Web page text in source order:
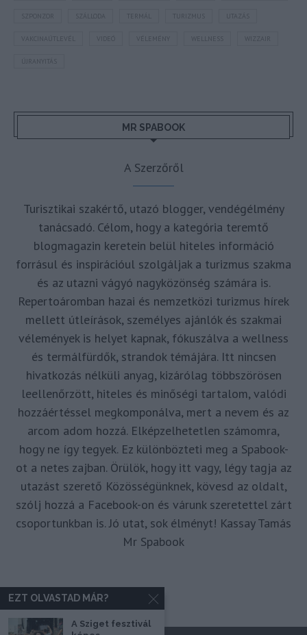
SZPONZOR SZÁLLODA TERMÁL TURIZMUS UTAZÁS
VAKCINAÚTLEVÉL WIZZAIR
ÚJRANYITÁS
MR SPABOOK
A Szerzőről
Turisztikai szakértő, utazó blogger, vendégélmény
tanácsadó. Célom, hogy a kategória teremtő
blogmagazin keretein belül hiteles információ
forrásul és inspirációul szolgáljak a turizmus szakma
és az utazni vágyó nagyközönség számára is.
Repertoáromban hazai és nemzetközi turizmus hírek
mellett útleírások, személyes ajánlók és szakmai
vélemények is helyet kapnak, fókuszálva a wellness
és termálfürdők, strandok témájára. Itt nincsen
hivatkozás nélküli anyag, kizárólag többszörösen
leellenőrzött, hiteles és minőségi tartalom, valódi
hozzáértéssel megkomponálva, mert a nevem és az
arcom adom hozzá. Elképzelhetetlen számomra,
hogy ne így tegyek. Ez különbözteti meg a Spabook-
ot a netes zajban. Örülök, hogy itt vagy, légy tagja az
utazást szerető Közösségünknek, kövesd az oldalt,
szólj hozzá a Facebook-on és várunk szeretettel zárt
csoportunkban is. Jó utat, sok élményt! Kassay Tamás
Mr Spabook
EZT OLVASTAD MÁR?
A Sziget fesztivál